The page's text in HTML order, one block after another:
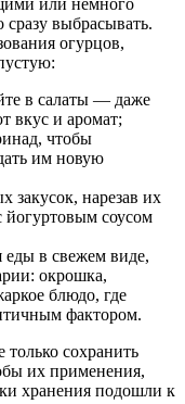
или немного
выбрасывать.
огурцов,
в салаты — даже
вкус и аромат;
чтобы
им новую
закусок, нарезав их
соусом
в свежем виде,
окрошка,
блюдо, где
фактором.
сохранить
их применения,
хранения подошли к